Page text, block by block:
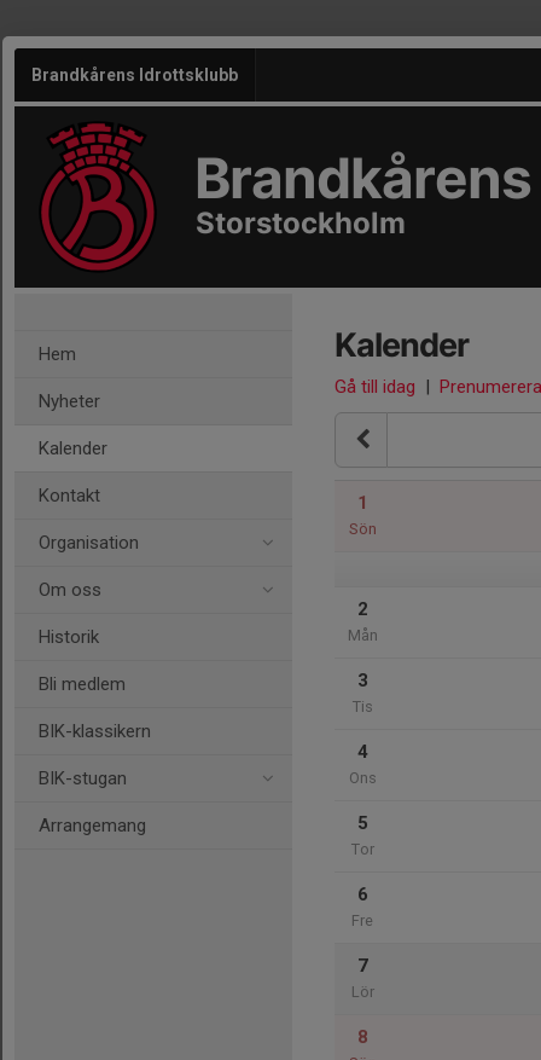
Brandkårens Idrottsklubb
Brandkårens
Storstockholm
Hem
Nyheter
Kalender
Kontakt
Organisation
Om oss
Historik
Bli medlem
BIK-klassikern
BIK-stugan
Arrangemang
Kalender
Gå till idag | Prenumerera
1
Sön
2
Mån
3
Tis
4
Ons
5
Tor
6
Fre
7
Lör
8